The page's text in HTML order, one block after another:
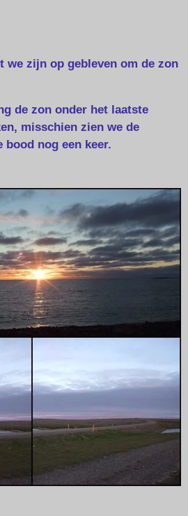
we zijn op gebleven om de zon
de zon onder het laatste
misschien zien we de
bood nog een keer.